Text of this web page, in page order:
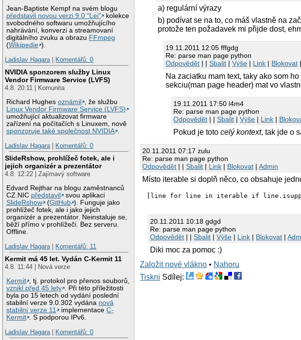
Jean-Baptiste Kempf na svém blogu
představil novou verzi 9.0 "Lei"
kolekce
svobodného softwaru umožňujícího
nahrávání, konverzi a streamovaní
digitálního zvuku a obrazu FFmpeg
(Wikipedie ).
Ladislav Hagara
Komentářů: 0
NVIDIA sponzorem služby Linux
Vendor Firmware Service (LVFS)
4.8. 20:11 | Komunita
Richard Hughesoznámil
, že službu
Linux Vendor Firmware Service (LVFS)
umožňující aktualizovat firmware
zařízení na počítačích s Linuxem, nově
sponzoruje také společnost NVIDIA .
Ladislav Hagara | Komentářů: 0
SlideRshow, prohlížeč fotek, ale i
jejich organizér a prezentátor
4.8. 12:22 | Zajímavý software
Edvard Rejthar na blogu zaměstnanců
CZ.NIC představil
svou aplikaci
SlideRshow
(GitHub ). Funguje jako
prohlížeč fotek, ale i jako jejich
organizér a prezentátor. Neinstaluje se,
běží přímo v prohlížeči. Bez serveru.
Offline.
Ladislav Hagara | Komentářů: 11
Kermit má 45 let. Vydán C-Kermit 11
4.8. 11:44 | Nová verze
Kermit , tj. protokol pro přenos souborů,
vznikl před 45 lety . Při této příležitosti
byla po 15 letech od vydání poslední
stabilní verze 9.0.302 vydána nová
stabilní verze 11
implementaceC-
Kermit . S podporou IPv6.
Ladislav Hagara | Komentářů: 0
a) regulární výrazy
b) podívat se na to, co máš vlastně na
protože ten požadavek mi přijde dost,
19.11.2011 12:05 fffgdg
Re: parse man page python
Odpovědět | |Sbalit |Výše | Link | Blokovat
Na zaciatku mam text, taky ako som
sekciu(man page header) mat vo
19.11.2011 17:50 l4m4
Re: parse man page python
Odpovědět | |Sbalit |Výše | Link |
Pokud je totocelý kontext, tak jde o
20.11.2011 07:17 zulu
Re: parse man page python
Odpovědět | |Sbalit | Link | Blokovat |Admin
Místo iterable si doplň něco, co obsahuje
[line for line in iterable if
20.11.2011 10:18 gdgd
Re: parse man page python
Odpovědět | |Sbalit |Výše | Link | Blokovat |
Diki moc za pomoc :)
Založit nové vlákno • Nahoru
Tiskni Sdílej: